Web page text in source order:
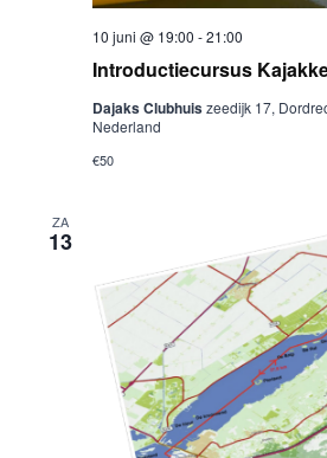
Introductiecursus
10 juni @ 19:00 -21:00
Dajaks Clubhuiszeedijk 17,
Nederland
€50
ZA
13